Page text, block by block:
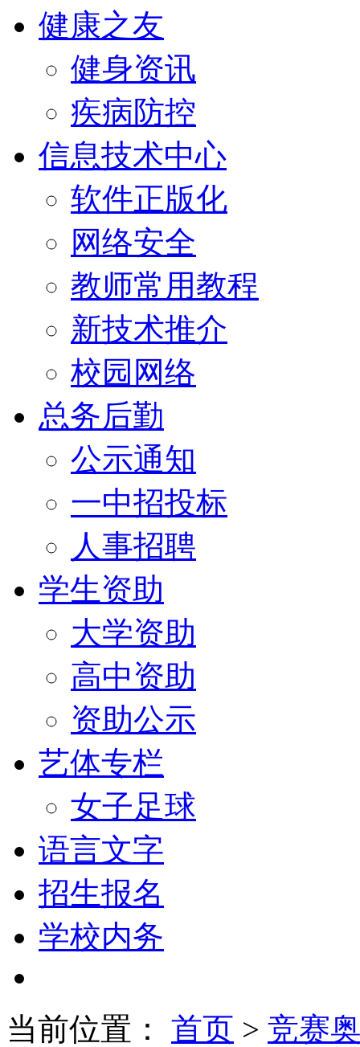
健康之友
健身资讯
疾病防控
信息技术中心
软件正版化
网络安全
教师常用教程
新技术推介
校园网络
总务后勤
公示通知
一中招投标
人事招聘
学生资助
大学资助
高中资助
资助公示
艺体专栏
女子足球
语言文字
招生报名
学校内务
当前位置： 首页 > 竞赛